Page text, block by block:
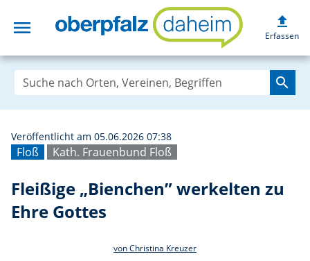
menu Fleißige
upload
Erfassen
search
Floß Kath. Frauenbund Floß
Veröffentlicht am 05.06.2026 07:38
Fleißige „Bienchen” werkelten zu
Ehre Gottes
von Christina Kreuzer